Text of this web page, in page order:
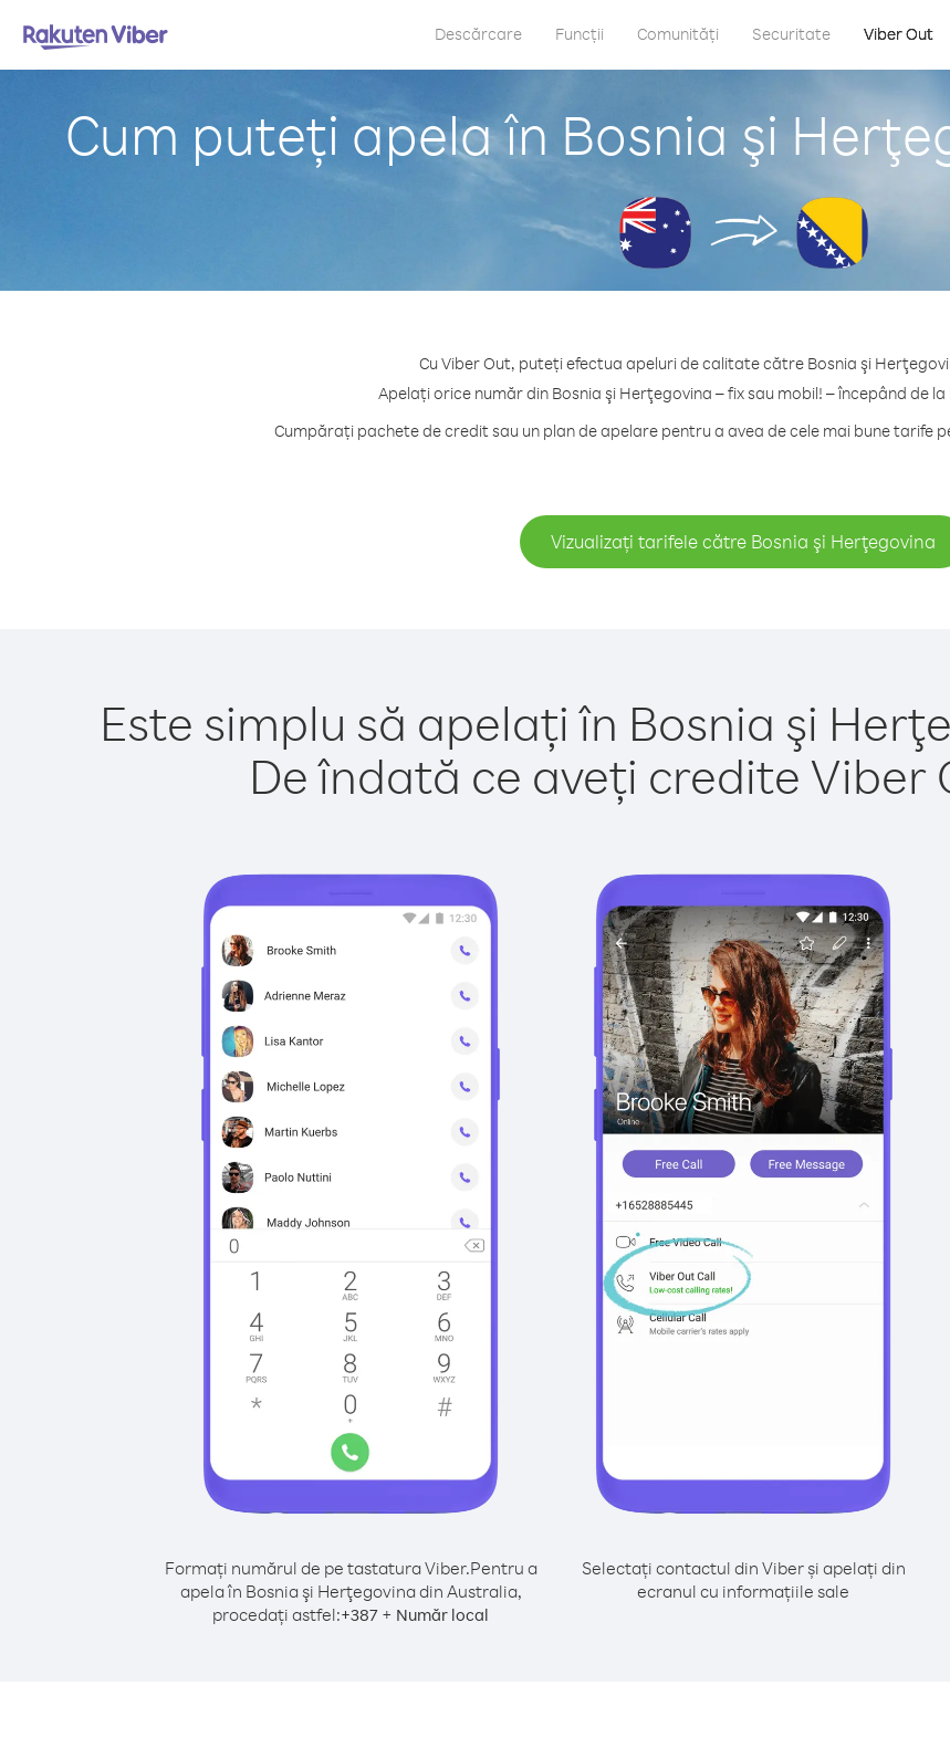
Descărcare Funcții Comunități Securitate Viber Out
Cum puteți apela în Bosnia şi
Cu Viber Out, puteți efectua apeluri de calitate către Bosnia şi
Apelați orice număr din Bosnia şi Herţegovina – fix sau mobil! – începând de la
Cumpărați pachete de credit sau un plan de apelare pentru a avea de cele mai bune tarife
Vizualizați tarifele către Bosnia şi Herţegovina
Este simplu să apelați în Bosnia şi
De îndată ce aveți credite Viber
Formați numărul de pe tastatura Viber.Pentru a
apela în Bosnia şi Herţegovina din Australia,
procedați astfel:+387 + Număr local
Selectați contactul din Viber și apelați din
ecranul cu informațiile sale